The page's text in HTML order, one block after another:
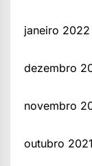
janeiro 2022
dezembro
novembro
outubro 2021